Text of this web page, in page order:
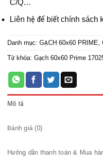
C/Q…
Liên hệ để biết chính sách
Danh mục: GẠCH 60x60 PRIME,
Từ khóa: Gạch 60x60 Prime
Mô tả
Đánh giá (0)
Hướng dẫn thanh toán & Mua